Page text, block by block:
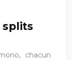
splits
chacun